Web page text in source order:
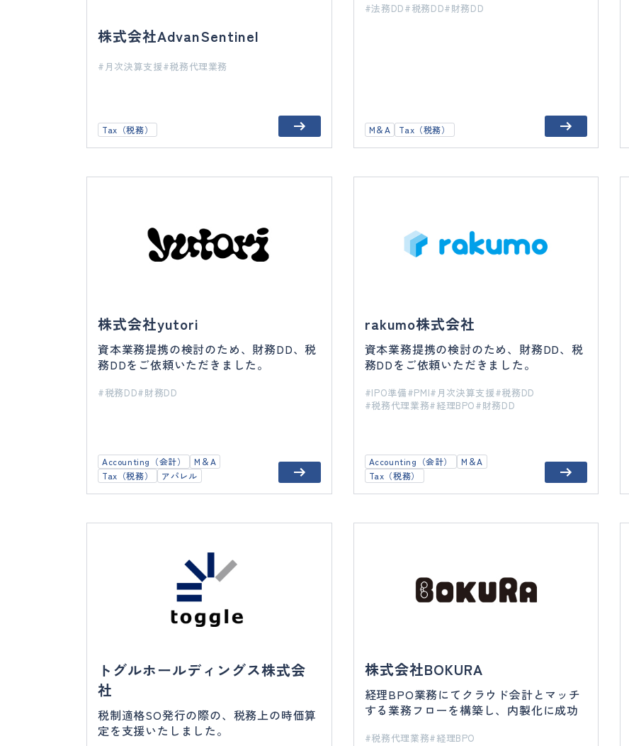
株式会社AdvanSentinel
月次決算支援 税務代理業務
Tax（税務）
法務DD 税務DD 財務DD
M＆A Tax（税務）
株式会社yutori
資本業務提携の検討のため、財務DD、税
務DDをご依頼いただきました。
税務DD 財務DD
Accounting（会計）
M＆A
Tax（税務）
アパレル
rakumo株式会社
資本業務提携の検討のため、財務DD、税
務DDをご依頼いただきました。
IPO準備 PMI 月次決算支援
税務DD
税務代理業務 経理BPO 財務DD
Accounting（会計）
M＆A
Tax（税務）
トグルホールディングス株式会
社
税制適格SO発行の際の、税務上の時価算
定を支援いたしました。
株式会社BOKURA
経理BPO業務にてクラウド会計とマッチ
する業務フローを構築し、内製化に成功
税務代理業務 経理BPO